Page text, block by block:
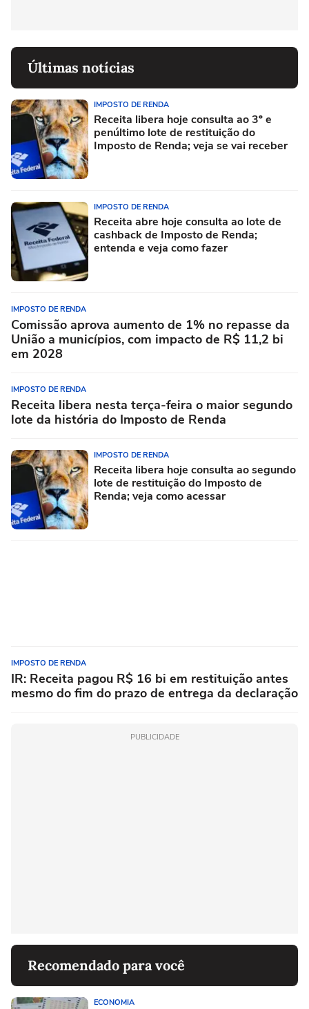
Últimas notícias
IMPOSTO DE RENDA
Receita libera hoje consulta ao 3º e
penúltimo lote de restituição do
Imposto de Renda; veja se vai receber
IMPOSTO DE RENDA
Receita abre hoje consulta ao lote de
cashback de Imposto de Renda;
entenda e veja como fazer
IMPOSTO DE RENDA
Comissão aprova aumento de 1% no repasse da
União a municípios, com impacto de R$ 11,2 bi
em 2028
IMPOSTO DE RENDA
Receita libera nesta terça-feira o maior segundo
lote da história do Imposto de Renda
IMPOSTO DE RENDA
Receita libera hoje consulta ao segundo
lote de restituição do Imposto de
Renda; veja como acessar
IMPOSTO DE RENDA
IR: Receita pagou R$ 16 bi em restituição antes
mesmo do fim do prazo de entrega da declaração
PUBLICIDADE
Recomendado para você
ECONOMIA